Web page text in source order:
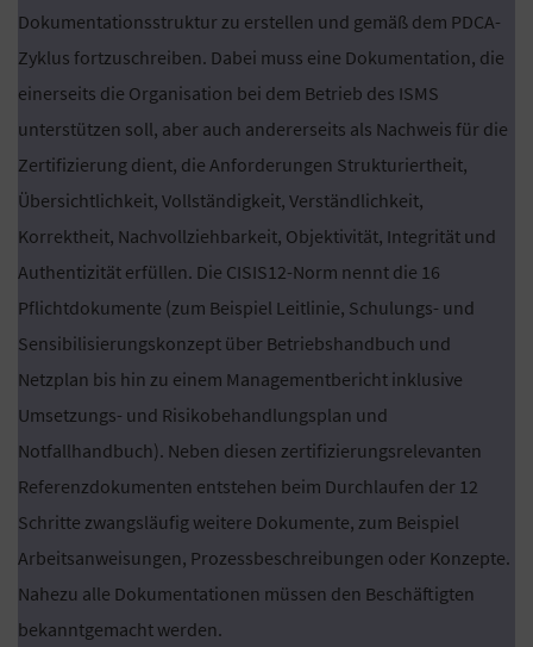
Dokumentationsstruktur zu erstellen und gemäß dem PDCA-
Zyklus fortzuschreiben. Dabei muss eine Dokumentation, die
einerseits die Organisation bei dem Betrieb des ISMS
unterstützen soll, aber auch andererseits als Nachweis für die
Zertifizierung dient, die Anforderungen Strukturiertheit,
Übersichtlichkeit, Vollständigkeit, Verständlichkeit,
Korrektheit, Nachvollziehbarkeit, Objektivität, Integrität und
Authentizität erfüllen. Die CISIS12-Norm nennt die 16
Pflichtdokumente (zum Beispiel Leitlinie, Schulungs- und
Sensibilisierungskonzept über Betriebshandbuch und
Netzplan bis hin zu einem Managementbericht inklusive
Umsetzungs- und Risikobehandlungsplan und
Notfallhandbuch). Neben diesen zertifizierungsrelevanten
Referenzdokumenten entstehen beim Durchlaufen der 12
Schritte zwangsläufig weitere Dokumente, zum Beispiel
Arbeitsanweisungen, Prozessbeschreibungen oder Konzepte.
Nahezu alle Dokumentationen müssen den Beschäftigten
bekanntgemacht werden.